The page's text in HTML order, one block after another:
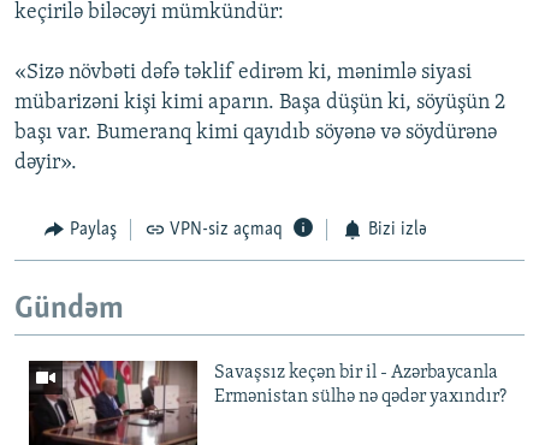
keçirilə biləcəyi mümkündür:
«Sizə növbəti dəfə təklif edirəm ki, mənimlə siyasi
mübarizəni kişi kimi aparın. Başa düşün ki, söyüşün 2
başı var. Bumeranq kimi qayıdıb söyənə və söydürənə
dəyir».
Paylaş VPN-siz açmaq Bizi izlə
Gündəm
Savaşsız keçən bir il - Azərbaycanla
Ermənistan sülhə nə qədər yaxındır?